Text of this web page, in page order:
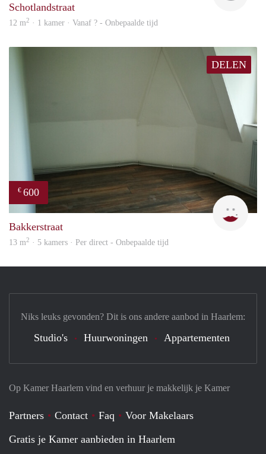
Schotlandstraat
12 m2 · 1 kamer · Vanaf ? - Onbepaalde tijd
DELEN
€ 600
Bakkerstraat
13 m2 · 5 kamers · Per direct - Onbepaalde tijd
Op Kamer Haarlem vind en verhuur je makkelijk je Kamer
Partners Contact Faq
Voor Makelaars
Gratis je Kamer aanbieden in Haarlem
Niks leuks gevonden? Dit is ons andere aanbod in Haarlem:
Studio's Huurwoningen Appartementen